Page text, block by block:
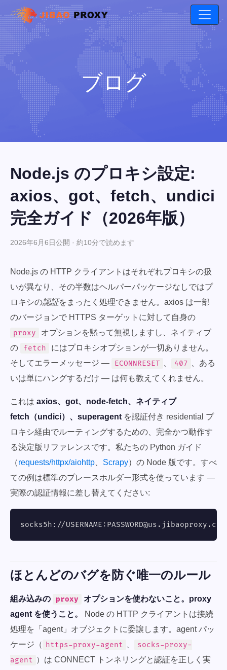
ブログ
Node.js のプロキシ設定:
axios、got、fetch、undici
完全ガイド（2026年版）
2026年6月6日公開 · 約10分で読めます
Node.js の HTTP クライアントはそれぞれプロキシの扱
いが異なり、その半数はヘルパーパッケージなしではプ
ロキシの認証をまったく処理できません。axios は一部
のバージョンで HTTPS ターゲットに対して自身の
proxy
オプションを黙って無視しますし、ネイティブ
の
fetch
にはプロキシオプションが一切ありません。
そしてエラーメッセージ —
ECONNRESET 407
、ある
いは単にハングするだけ — は何も教えてくれません。
これは axios、got、node-fetch、ネイティブ
fetch（undici）、superagent を認証付き residential プ
ロキシ経由でルーティングするための、完全かつ動作す
る決定版リファレンスです。私たちの Python ガイド
（requests/httpx/aiohttp Scrapy）の Node 版です。すべ
ての例は標準のプレースホルダー形式を使っています —
実際の認証情報に差し替えてください:
socks5h://USERNAME: PASSWORD@us.jibaoproxy.com
ほとんどのバグを防ぐ唯一のルール
組み込みの proxy
オプションを使わないこと。proxy
agent を使うこと。
Node の HTTP クライアントは接続
処理を「agent」オブジェクトに委譲します。agent パッ
ケージ（ https-proxy-agent
socks-proxy-
agent ）は CONNECT トンネリングと認証を正しく実